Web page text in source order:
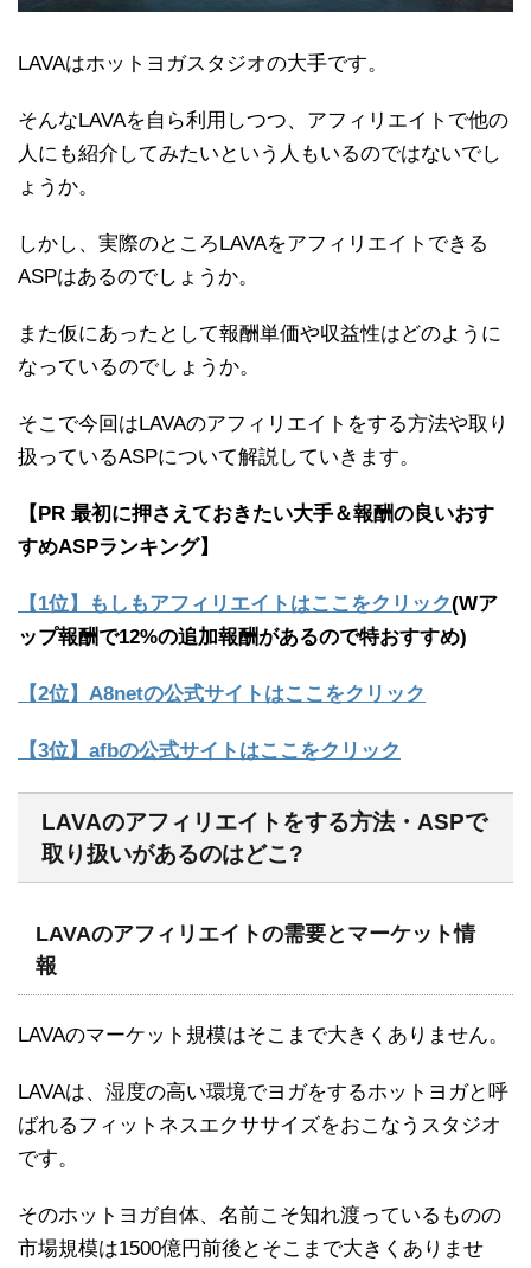
LAVAはホットヨガスタジオの大手です。
そんなLAVAを自ら利用しつつ、アフィリエイトで他の
人にも紹介してみたいという人もいるのではないでし
ょうか。
しかし、実際のところLAVAをアフィリエイトできる
ASPはあるのでしょうか。
また仮にあったとして報酬単価や収益性はどのように
なっているのでしょうか。
そこで今回はLAVAのアフィリエイトをする方法や取り
扱っているASPについて解説していきます。
【PR 最初に押さえておきたい大手＆報酬の良いおす
すめASPランキング】
【1位】もしもアフィリエイトはここをクリック(Wア
ップ報酬で12%の追加報酬があるので特おすすめ)
【2位】A8netの公式サイトはここをクリック
【3位】afbの公式サイトはここをクリック
LAVAのアフィリエイトをする方法・ASPで
取り扱いがあるのはどこ?
LAVAのアフィリエイトの需要とマーケット情
報
LAVAのマーケット規模はそこまで大きくありません。
LAVAは、湿度の高い環境でヨガをするホットヨガと呼
ばれるフィットネスエクササイズをおこなうスタジオ
です。
そのホットヨガ自体、名前こそ知れ渡っているものの
市場規模は1500億円前後とそこまで大きくありませ